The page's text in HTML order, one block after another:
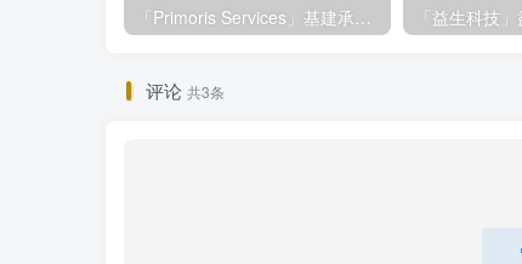
「Primoris Services」基建承包巨头Primoris Services，盈利增长11.4%，投资价值深度解析
评论 共3条